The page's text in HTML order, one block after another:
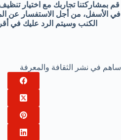
قم بمشاركتنا تجاربك مع اختيار تنظيف
في الأسفل، من أجل الاستفسار عن
الكنب وسيتم الرد عليك في
ساهم في نشر الثقافة والمعرفة